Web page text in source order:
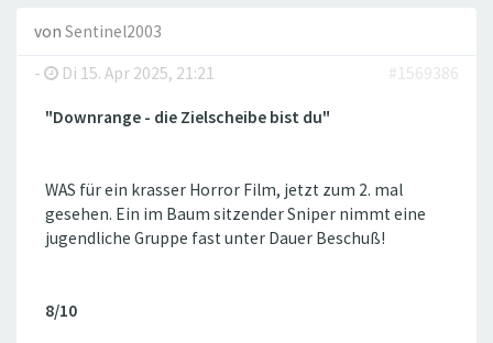
von Sentinel2003
-
Di 15. Apr 2025, 21:21 #1569386
"Downrange - die Zielscheibe bist du"
WAS für ein krasser Horror Film, jetzt zum 2. mal
gesehen. Ein im Baum sitzender Sniper nimmt eine
jugendliche Gruppe fast unter Dauer Beschuß!
8/10